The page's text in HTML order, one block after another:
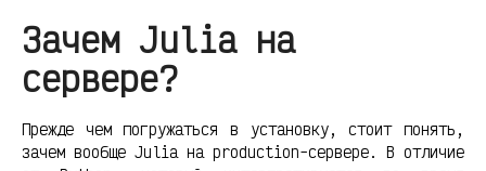
Зачем Julia на
сервере?
Прежде чем погружаться в установку, стоит понять,
зачем вообще Julia на production-сервере. В отличие